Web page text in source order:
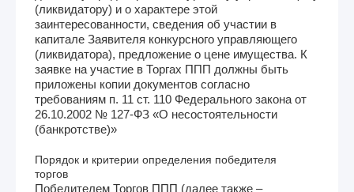
(ликвидатору) и о характере этой
заинтересованности, сведения об участии в
капитале Заявителя конкурсного управляющего
(ликвидатора), предложение о цене имущества. К
заявке на участие в Торгах ППП должны быть
приложены копии документов согласно
требованиям п. 11 ст. 110 Федерального закона от
26.10.2002 № 127-ФЗ «О несостоятельности
(банкротстве)»
Порядок и критерии определения победителя
торгов
Победителем Торгов ППП (далее также –